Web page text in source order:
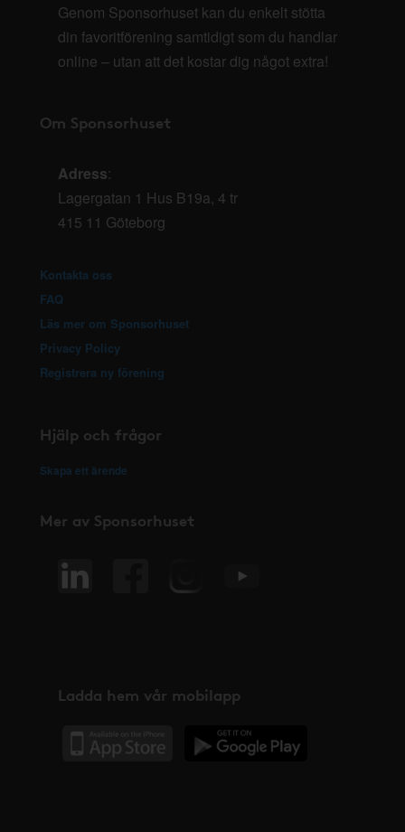
Genom Sponsorhuset kan du enkelt stötta
din favoritförening samtidigt som du handlar
online – utan att det kostar dig något extra!
Om Sponsorhuset
Adress:
Lagergatan 1 Hus B19a, 4 tr
415 11 Göteborg
Kontakta oss
FAQ
Läs mer om Sponsorhuset
Privacy Policy
Registrera ny förening
Hjälp och frågor
Skapa ett ärende
Mer av Sponsorhuset
Ladda hem vår mobilapp